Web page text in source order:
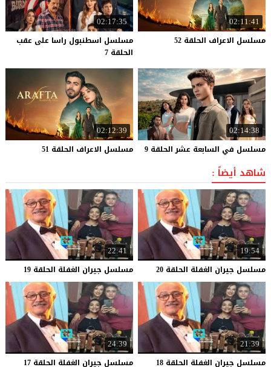
02:11:41
مسلسل الاعراف الحلقة 52
02:17:35
مسلسل اسطنبول راسا على عقب
الحلقة 7
02:14:38
مسلسل في السابعة عشر الحلقة 9
02:12:39
مسلسل الاعراف الحلقة 51
شاهد أيضاً :
19:54
مسلسل جيران الغفلة الحلقة 20
22:41
مسلسل جيران الغفلة الحلقة 19
21:39
مسلسل جيران الغفلة الحلقة 18
24:39
مسلسل جيران الغفلة الحلقة 17